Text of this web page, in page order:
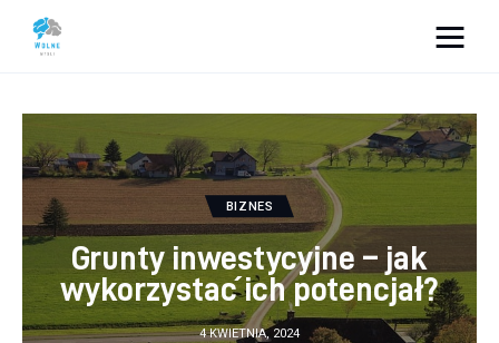
Lifestyle
Dom i ogród
Uroda
BIZNES
Grunty inwestycyjne – jak
wykorzystać ich potencjał?
4 KWIETNIA, 2024